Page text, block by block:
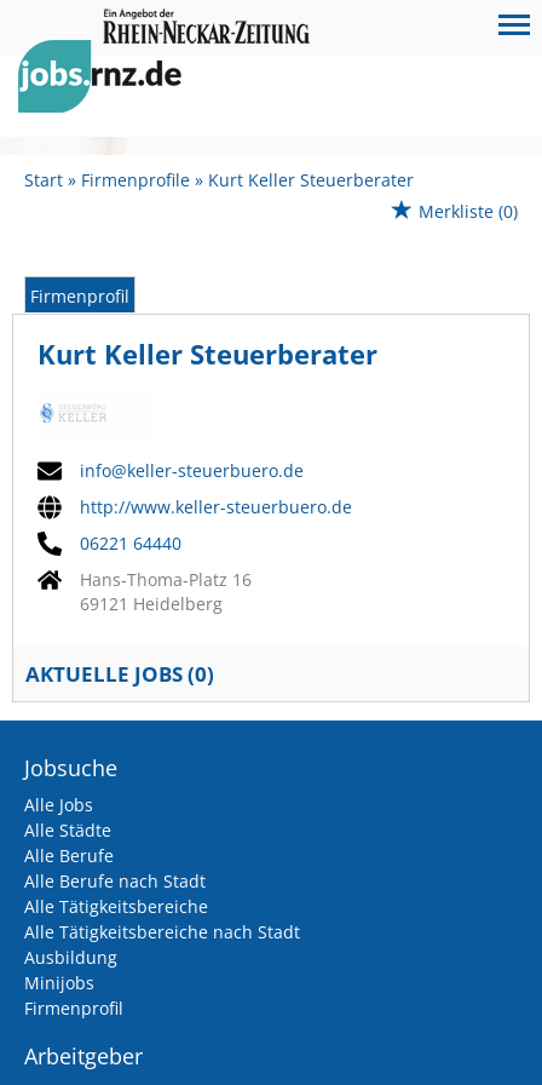
Start Firmenprofile
Kurt Keller Steuerberater
Merkliste (0)
Firmenprofil
Kurt Keller Steuerberater
info@keller-steuerbuero.de
http://www.keller-steuerbuero.de
06221 64440
Hans-Thoma-Platz 16
69121 Heidelberg
AKTUELLE JOBS (0)
Jobsuche
Alle Jobs
Alle Städte
Alle Berufe
Alle Berufe nach Stadt
Alle Tätigkeitsbereiche
Alle Tätigkeitsbereiche nach Stadt
Ausbildung
Minijobs
Firmenprofil
Arbeitgeber